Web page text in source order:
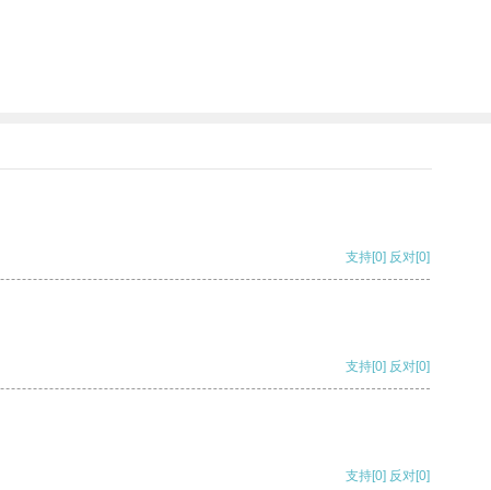
支持[0] 反对[0]
支持[0] 反对[0]
支持[0] 反对[0]